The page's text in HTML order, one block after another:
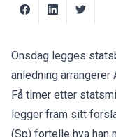
Onsdag legges
anledning
Få timer etter
legger fram sitt
(Sp) fortelle hva han